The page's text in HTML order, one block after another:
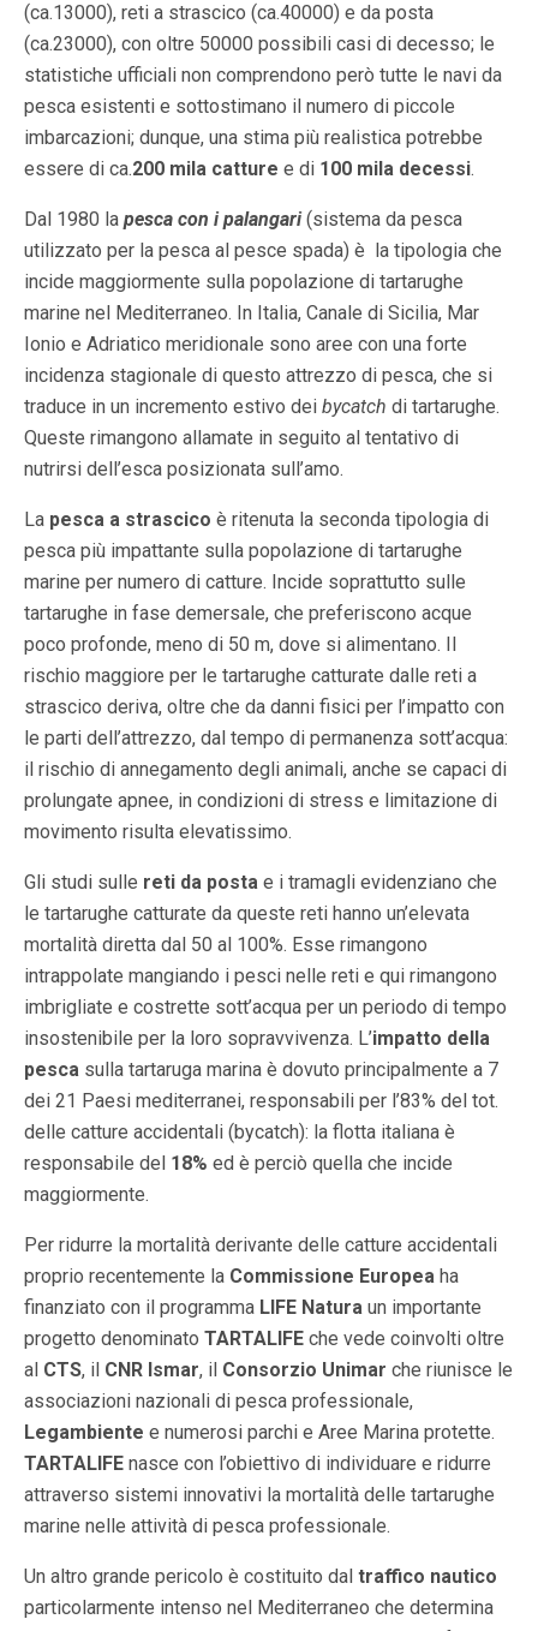
(ca.13000), reti a strascico (ca.40000) e da posta
(ca.23000), con oltre 50000 possibili casi di decesso; le
statistiche ufficiali non comprendono però tutte le navi da
pesca esistenti e sottostimano il numero di piccole
imbarcazioni; dunque, una stima più realistica potrebbe
essere di ca.200 mila catture e di 100 mila decessi.
Dal 1980 la pesca con i palangari(sistema da pesca
utilizzato per la pesca al pesce spada) è la tipologia che
incide maggiormente sulla popolazione di tartarughe
marine nel Mediterraneo. In Italia, Canale di Sicilia, Mar
Ionio e Adriatico meridionale sono aree con una forte
incidenza stagionale di questo attrezzo di pesca, che si
traduce in un incremento estivo dei bycatch di tartarughe.
Queste rimangono allamate in seguito al tentativo di
nutrirsi dell’esca posizionata sull’amo.
La pesca a strascico è ritenuta la seconda tipologia di
pesca più impattante sulla popolazione di tartarughe
marine per numero di catture. Incide soprattutto sulle
tartarughe in fase demersale, che preferiscono acque
poco profonde, meno di 50 m, dove si alimentano. Il
rischio maggiore per le tartarughe catturate dalle reti a
strascico deriva, oltre che da danni fisici per l’impatto con
le parti dell’attrezzo, dal tempo di permanenza sott’acqua:
il rischio di annegamento degli animali, anche se capaci di
prolungate apnee, in condizioni di stress e limitazione di
movimento risulta elevatissimo.
Gli studi sulle reti da posta e i tramagli evidenziano che
le tartarughe catturate da queste reti hanno un’elevata
mortalità diretta dal 50 al 100%. Esse rimangono
intrappolate mangiando i pesci nelle reti e qui rimangono
imbrigliate e costrette sott’acqua per un periodo di tempo
insostenibile per la loro sopravvivenza. L’impatto della
pesca sulla tartaruga marina è dovuto principalmente a 7
dei 21 Paesi mediterranei, responsabili per l’83% del tot.
delle catture accidentali (bycatch): la flotta italiana è
responsabile del 18% ed è perciò quella che incide
maggiormente.
Per ridurre la mortalità derivante delle catture accidentali
proprio recentemente la Commissione Europea ha
finanziato con il programma LIFE Natura un importante
progetto denominato TARTALIFE che vede coinvolti oltre
al CTS, il CNR Ismar, il Consorzio Unimar che riunisce le
associazioni nazionali di pesca professionale,
Legambiente e numerosi parchi e Aree Marina protette.
TARTALIFE nasce con l’obiettivo di individuare e ridurre
attraverso sistemi innovativi la mortalità delle tartarughe
marine nelle attività di pesca professionale.
Un altro grande pericolo è costituito dal traffico nautico
particolarmente intenso nel Mediterraneo che determina